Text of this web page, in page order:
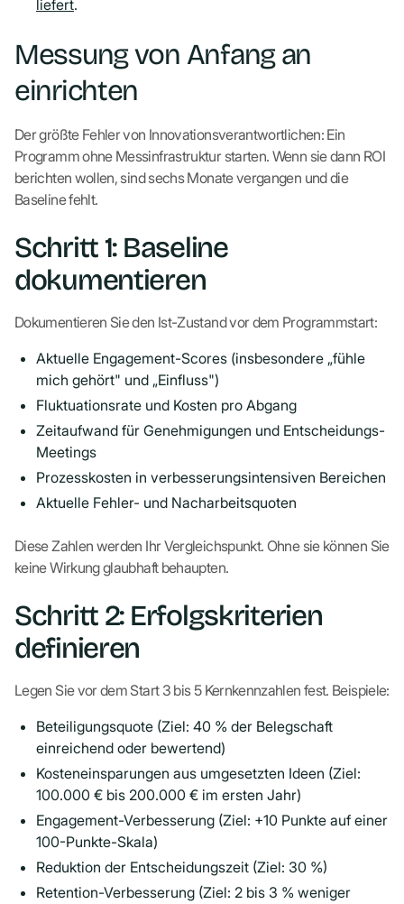
liefert.
Messung von Anfang an
einrichten
Der größte Fehler von Innovationsverantwortlichen: Ein
Programm ohne Messinfrastruktur starten. Wenn sie dann ROI
berichten wollen, sind sechs Monate vergangen und die
Baseline fehlt.
Schritt 1: Baseline
dokumentieren
Dokumentieren Sie den Ist-Zustand vor dem Programmstart:
Aktuelle Engagement-Scores (insbesondere „fühle
mich gehört" und „Einfluss")
Fluktuationsrate und Kosten pro Abgang
Zeitaufwand für Genehmigungen und Entscheidungs-
Meetings
Prozesskosten in verbesserungsintensiven Bereichen
Aktuelle Fehler- und Nacharbeitsquoten
Diese Zahlen werden Ihr Vergleichspunkt. Ohne sie können Sie
keine Wirkung glaubhaft behaupten.
Schritt 2: Erfolgskriterien
definieren
Legen Sie vor dem Start 3 bis 5 Kernkennzahlen fest. Beispiele:
Beteiligungsquote (Ziel: 40 % der Belegschaft
einreichend oder bewertend)
Kosteneinsparungen aus umgesetzten Ideen (Ziel:
100.000 € bis 200.000 € im ersten Jahr)
Engagement-Verbesserung (Ziel: +10 Punkte auf einer
100-Punkte-Skala)
Reduktion der Entscheidungszeit (Ziel: 30 %)
Retention-Verbesserung (Ziel: 2 bis 3 % weniger